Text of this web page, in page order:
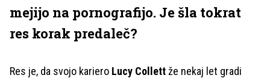
mejijo na pornografijo. Je šla tokrat
res korak predaleč?
Res je, da svojo kariero Lucy Collettže nekaj let gradi